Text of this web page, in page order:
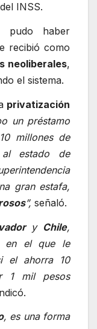
INSS.
pudo haber
recibió como
neoliberales,
el sistema.
privatización
un préstamo
millones de
estado de
gran estafa,
”, señaló.
y Chile,
en el que le
el ahorra 10
1 mil pesos
, es una forma